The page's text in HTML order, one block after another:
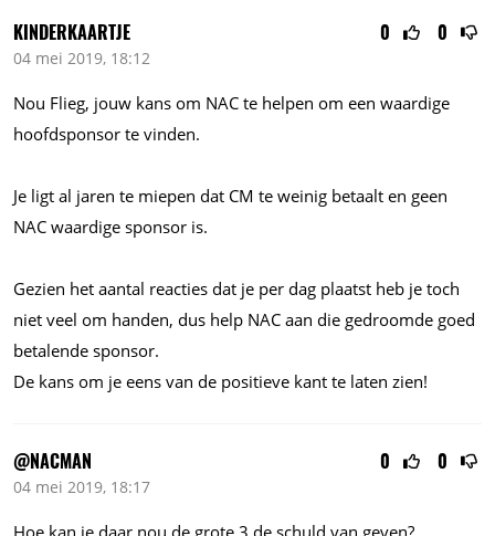
0 0
KINDERKAARTJE
04 mei 2019, 18:12
Nou Flieg, jouw kans om NAC te helpen om een waardige
hoofdsponsor te vinden.
Je ligt al jaren te miepen dat CM te weinig betaalt en geen
NAC waardige sponsor is.
Gezien het aantal reacties dat je per dag plaatst heb je toch
niet veel om handen, dus help NAC aan die gedroomde goed
betalende sponsor.
De kans om je eens van de positieve kant te laten zien!
0 0
@NACMAN
04 mei 2019, 18:17
Hoe kan je daar nou de grote 3 de schuld van geven?